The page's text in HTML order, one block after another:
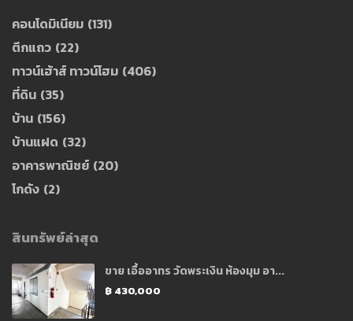
คอนโดมิเนียม (131)
ตึกแถว (22)
ทาวน์เฮ้าส์ ทาวน์โฮม (406)
ที่ดิน (35)
บ้าน (156)
บ้านแฝด (32)
อาคารพาณิชย์ (20)
โกดัง (2)
สินทรัพย์ล่าสุด
ขาย เอื้ออาทร วัดพระเงิน ห้องมุม อา...
฿ 430,000